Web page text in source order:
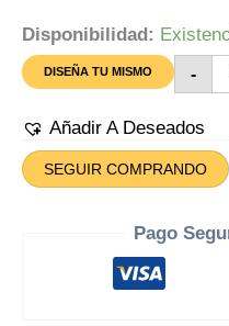
Disponibilidad:
-
DISEÑA TU MISMO
Añadir A Deseados
SEGUIR COMPRANDO
Pago